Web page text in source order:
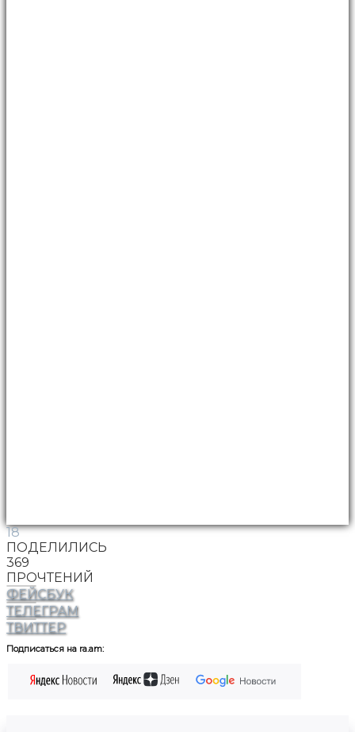
18
ПОДЕЛИЛИСЬ
369
ПРОЧТЕНИЙ
ФЕЙСБУК
ТЕЛЕГРАМ
ТВИТТЕР
Подписаться на ra.am: